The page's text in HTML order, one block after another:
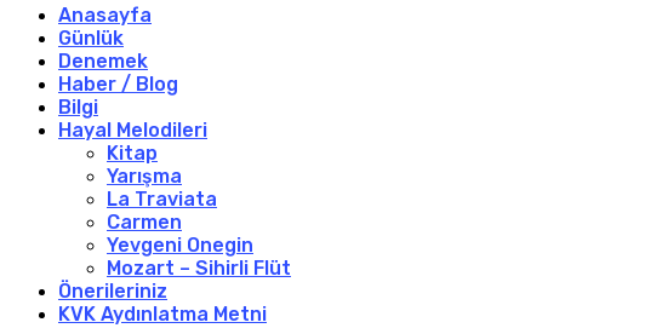
Anasayfa
Günlük
Denemek
Haber / Blog
Bilgi
Hayal Melodileri
Kitap
Yarışma
La Traviata
Carmen
Yevgeni Onegin
Mozart – Sihirli Flüt
Önerileriniz
KVK Aydınlatma Metni